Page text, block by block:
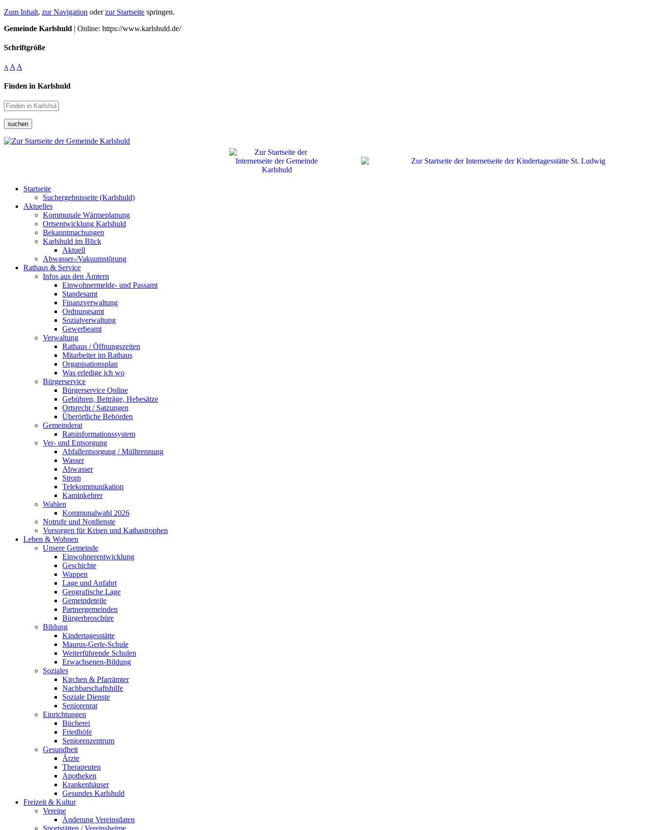
Zum Inhalt, zur Navigation oderzur Startseite springen.
Gemeinde Karlshuld | Online: https://www.karlshuld.de/
Schriftgröße
A A A
Finden in Karlshuld
suchen
Startseite
Suchergebnisseite (Karlshuld)
Aktuelles
Kommunale Wärmeplanung
Ortsentwicklung Karlshuld
Bekanntmachungen
Karlshuld im Blick
Aktuell
Abwasser-/Vakuumstörung
Rathaus & Service
Infos aus den Ämtern
Einwohnermelde- und Passamt
Standesamt
Finanzverwaltung
Ordnungsamt
Sozialverwaltung
Gewerbeamt
Verwaltung
Rathaus / Öffnungszeiten
Mitarbeiter im Rathaus
Organisationsplan
Was erledige ich wo
Bürgerservice
Bürgerservice Online
Gebühren, Beiträge, Hebesätze
Ortsrecht / Satzungen
Überörtliche Behörden
Gemeinderat
Ratsinformationssystem
Ver- und Entsorgung
Abfallentsorgung / Mülltrennung
Wasser
Abwasser
Strom
Telekommunikation
Kaminkehrer
Wahlen
Kommunalwahl 2026
Notrufe und Notdienste
Vorsorgen für Krisen und Kathastrophen
Leben & Wohnen
Unsere Gemeinde
Einwohnerentwicklung
Geschichte
Wappen
Lage und Anfahrt
Geografische Lage
Gemeindeteile
Partnergemeinden
Bürgerbroschüre
Bildung
Kindertagesstätte
Maurus-Gerle-Schule
Weiterführende Schulen
Erwachsenen-Bildung
Soziales
Kirchen & Pfarrämter
Nachbarschaftshilfe
Soziale Dienste
Seniorenrat
Einrichtungen
Bücherei
Friedhöfe
Seniorenzentrum
Gesundheit
Ärzte
Therapeuten
Apotheken
Krankenhäuser
Gesundes Karlshuld
Freizeit & Kultur
Vereine
Änderung Vereinsdaten
Sportstätten / Vereinsheime